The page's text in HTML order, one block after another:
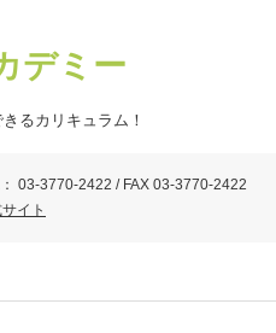
デミー
るカリキュラム！
03-3770-2422 / FAX 03-3770-2422
イト